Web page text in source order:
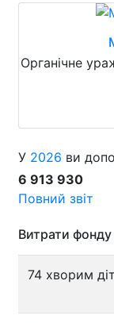
Органічне
У 2026 ви
6 913 930
Повний звіт
Витрати
74 хворим